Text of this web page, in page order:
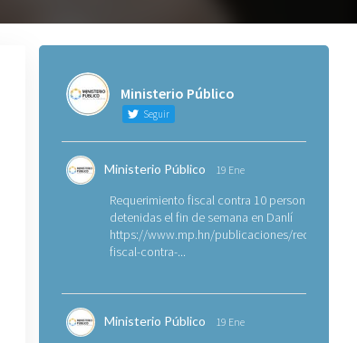
Ministerio Público
Seguir
Ministerio Público 19 Ene
Requerimiento fiscal contra 10 personas
detenidas el fin de semana en Danlí
https://www.mp.hn/publicaciones/
fiscal-contra-...
Ministerio Público 19 Ene